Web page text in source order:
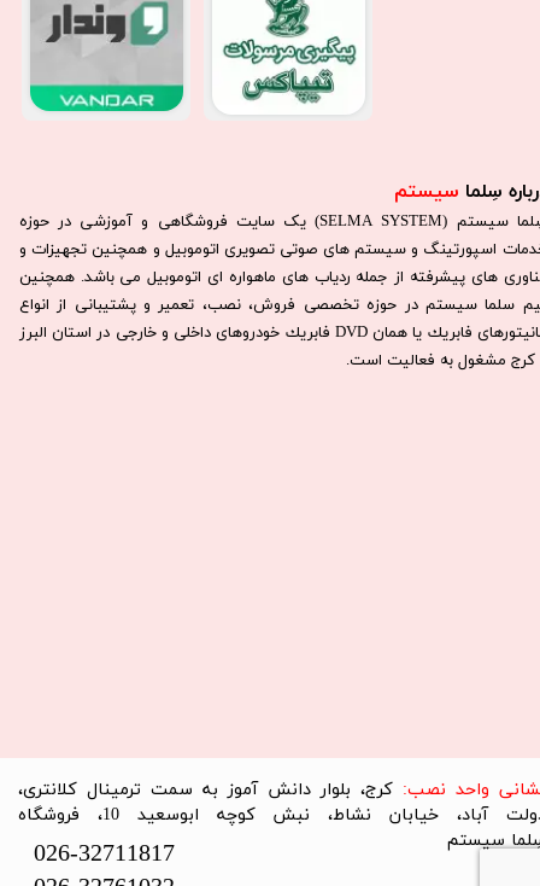
سِلما سیستم​​​​​​​
سِلما سيستم (SELMA SYSTEM) یک سایت فروشگاهی و آموزشی در حوزه
اسپورتینگ و سیستم های صوتی تصویری اتوموبیل و همچنین تجهیزات و
های پیشرفته از جمله ردیاب های ماهواره ای اتوموبیل می باشد. همچنين
سلما سيستم در حوزه تخصصی فروش، نصب، تعمير و پشتيبانی از انواع
مانيتورهای فابريك يا همان DVD فابريك خودروهای داخلی و خارجی در استان البرز
كرج مشغول به فعاليت است.​​​​​​​
واحد نصب: کرج، بلوار دانش آموز به سمت ترمینال کلانتری،
دولت آباد، خیابان نشاط، نبش کوچه ابوسعید 10، فروشگاه
سیستم​​​​​​​
026-32711817